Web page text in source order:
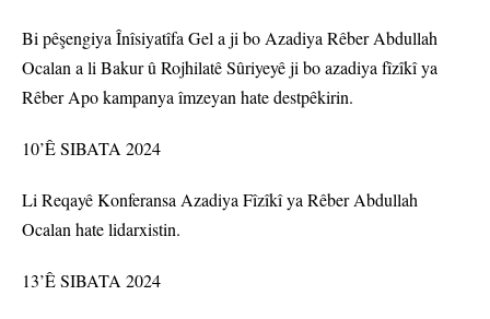
Bi pêşengiya Înîsiyatîfa Gel a ji bo Azadiya Rêber Abdullah
Ocalan a li Bakur û Rojhilatê Sûriyeyê ji bo azadiya fîzîkî ya
Rêber Apo kampanya îmzeyan hate destpêkirin.
10’Ê SIBATA 2024
Li Reqayê Konferansa Azadiya Fîzîkî ya Rêber Abdullah
Ocalan hate lidarxistin.
13’Ê SIBATA 2024